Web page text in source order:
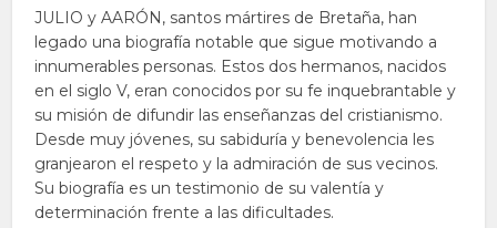
JULIO y AARÓN, santos mártires de Bretaña, han
legado una biografía notable que sigue motivando a
innumerables personas. Estos dos hermanos, nacidos
en el siglo V, eran conocidos por su fe inquebrantable y
su misión de difundir las enseñanzas del cristianismo.
Desde muy jóvenes, su sabiduría y benevolencia les
granjearon el respeto y la admiración de sus vecinos.
Su biografía es un testimonio de su valentía y
determinación frente a las dificultades.